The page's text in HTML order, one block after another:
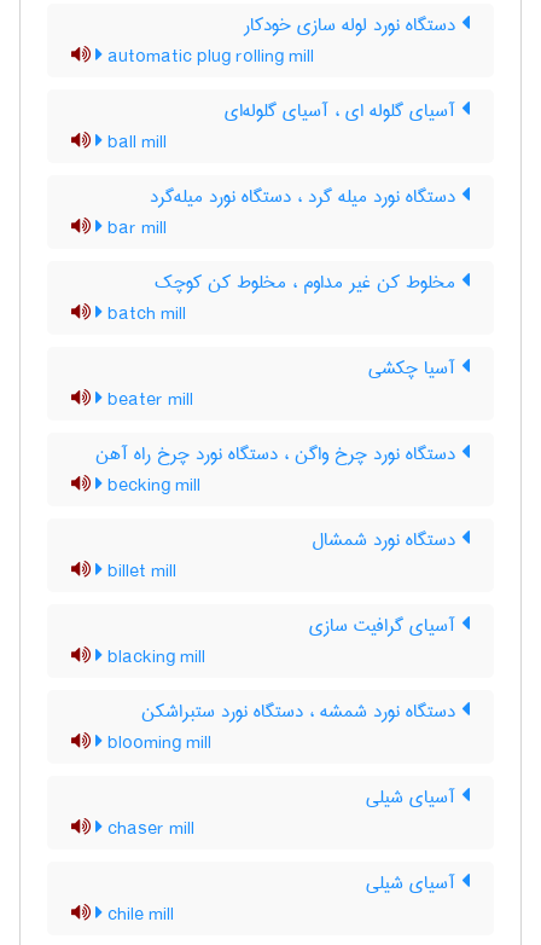
دستگاه نورد لوله سازی خودکار
automatic plug rolling mill
آسیای گلوله ای ، آسیای گلوله‌ای
ball mill
دستگاه نورد میله گرد ، دستگاه نورد میله‌گرد
bar mill
مخلوط کن غیر مداوم ، مخلوط کن کوچک
batch mill
آسیا چکشی
beater mill
دستگاه نورد چرخ واگن ، دستگاه نورد چرخ راه آهن
becking mill
دستگاه نورد شمشال
billet mill
آسیای گرافیت سازی
blacking mill
دستگاه نورد شمشه ، دستگاه نورد ستبراشکن
blooming mill
آسیای شیلی
chaser mill
آسیای شیلی
chile mill